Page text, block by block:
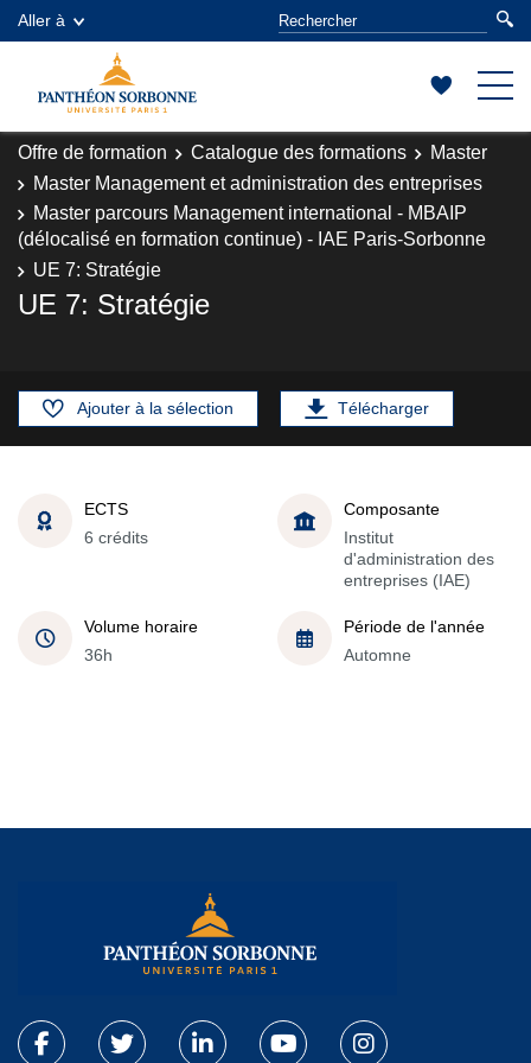
Aller à
Offre de formation Catalogue des formations
Master
Master Management et administration des entreprises
Master parcours Management international - MBAIP
(délocalisé en formation continue) - IAE Paris-Sorbonne
UE 7: Stratégie
UE 7: Stratégie
Ajouter à la sélection Télécharger
ECTS
6 crédits
Composante
Institut
d'administration des
entreprises (IAE)
Volume horaire
36h
Période de l'année
Automne